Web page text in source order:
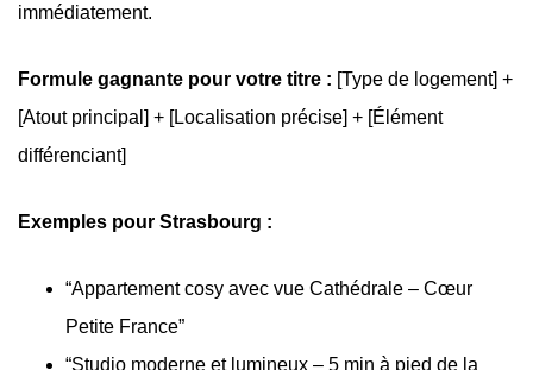
immédiatement.
Formule gagnante pour votre titre : [Type de logement] +
[Atout principal] + [Localisation précise] + [Élément
différenciant]
Exemples pour Strasbourg :
“Appartement cosy avec vue Cathédrale – Cœur
Petite France”
“Studio moderne et lumineux – 5 min à pied de la